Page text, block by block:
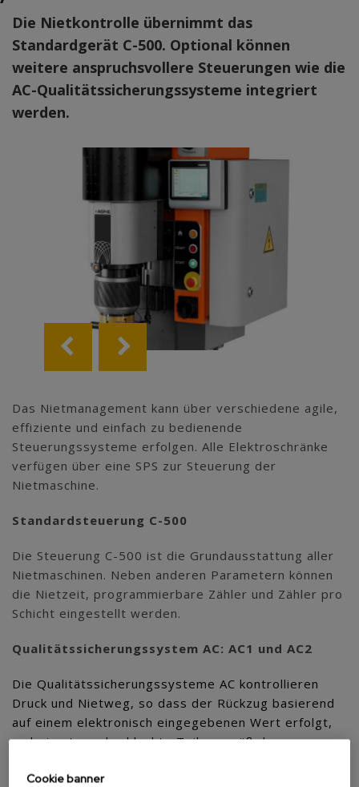
Die Nietkontrolle übernimmt das
Standardgerät C-500. Optional können
weitere anspruchsvollere Steuerungen wie die
AC-Qualitätssicherungssysteme integriert
werden.
Das Nietmanagement kann über verschiedene agile,
effiziente und einfach zu bedienende
Steuerungssysteme erfolgen. Alle Elektroschränke
verfügen über eine SPS zur Steuerung der
Nietmaschine.
Standardsteuerung C-500
Die Steuerung C-500 ist die Grundausstattung aller
Nietmaschinen. Neben anderen Parametern können
die Nietzeit, programmierbare Zähler und Zähler pro
Schicht eingestellt werden.
Qualitätssicherungssystem AC: AC1 und AC2
Die Qualitätssicherungssysteme AC kontrollieren
Druck und Nietweg, so dass der Rückzug basierend
auf einem elektronisch eingegebenen Wert erfolgt,
wobei gute und schlechte Teile gemäß den
Cookie banner